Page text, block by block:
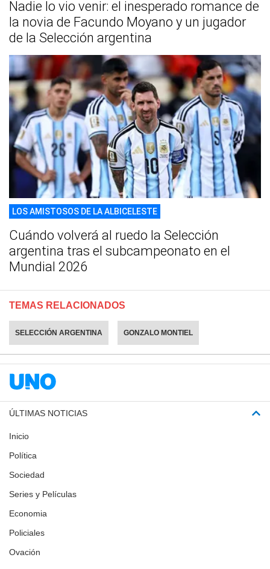
Nadie lo vio venir: el inesperado romance de
la novia de Facundo Moyano y un jugador
de la Selección argentina
LOS AMISTOSOS DE LA ALBICELESTE
Cuándo volverá al ruedo la Selección
argentina tras el subcampeonato en el
Mundial 2026
TEMAS RELACIONADOS
SELECCIÓN ARGENTINA GONZALO MONTIEL
ÚLTIMAS NOTICIAS
Inicio
Política
Sociedad
Series y Películas
Economia
Policiales
Ovación